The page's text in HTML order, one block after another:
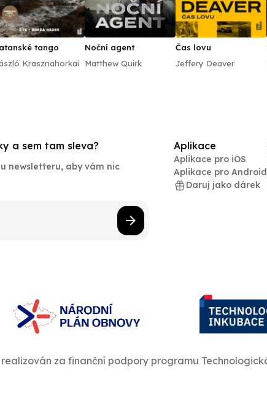
tango
Krasznahorkai
Noční agent
Matthew Quirk
Čas lovu
Jeffery Deaver
a sem tam sleva?
newsletteru, aby vám nic
Aplikace
Aplikace pro iOS
Aplikace pro Android
Daruj jako dárek
za finanční podpory programu